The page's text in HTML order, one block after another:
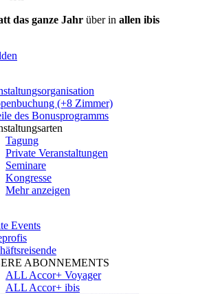
das ganze Jahr über in allen ibis
(+8 Zimmer)
des Bonusprogramms
Tagung
Private Veranstaltungen
Seminare
Kongresse
Mehr anzeigen
Events
ABONNEMENTS
ALL Accor+ Voyager
ALL Accor+ ibis